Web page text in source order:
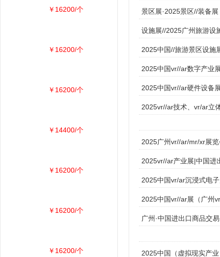
景区展·2025景区//装备展
设施展//2025广州旅游设
2025中国//旅游景区设施
2025中国vr//ar数字产业
2025中国vr//ar硬件设备
2025vr//ar技术、vr/ar立
2025广州vr//ar/mr/xr展
2025vr//ar产业展|中国进
2025中国vr/ar沉浸式电
2025中国vr//ar展（广州
广州·中国进出口商品交
2025中国（虚拟现实产
￥16200/个
￥16200/个
￥16200/个
￥14400/个
￥16200/个
￥16200/个
￥16200/个